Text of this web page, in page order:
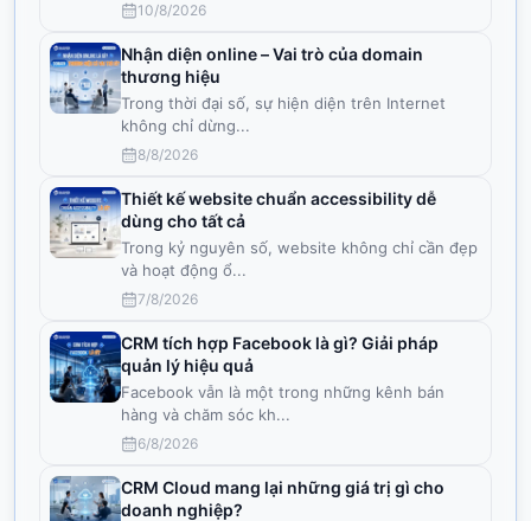
10/8/2026
Nhận diện online – Vai trò của domain
thương hiệu
Trong thời đại số, sự hiện diện trên Internet
không chỉ dừng...
8/8/2026
Thiết kế website chuẩn accessibility dễ
dùng cho tất cả
Trong kỷ nguyên số, website không chỉ cần đẹp
và hoạt động ổ...
7/8/2026
CRM tích hợp Facebook là gì? Giải pháp
quản lý hiệu quả
Facebook vẫn là một trong những kênh bán
hàng và chăm sóc kh...
6/8/2026
CRM Cloud mang lại những giá trị gì cho
doanh nghiệp?